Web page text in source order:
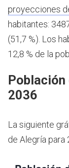
proyecciones
habitantes:
(51,7 %). Los
12,8 % de la
Población
2036
La siguiente
de Alegría para